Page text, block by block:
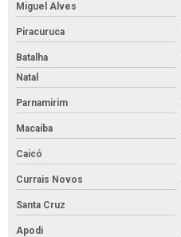
Miguel Alves
Piracuruca
Batalha
Natal
Parnamirim
Macaíba
Caicó
Currais Novos
Santa Cruz
Apodi